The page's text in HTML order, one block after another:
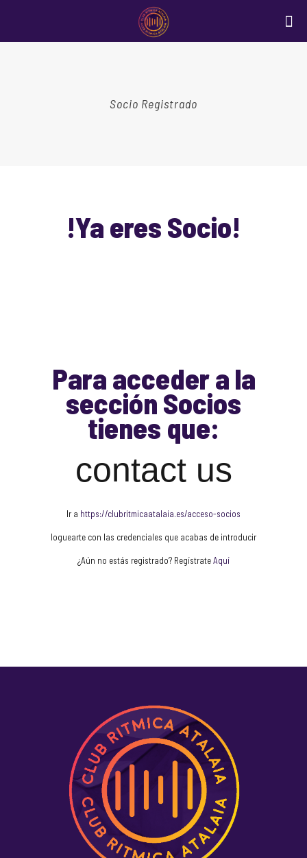
Socio Registrado
!Ya eres Socio!
Para acceder a la
sección Socios
tienes que:
contact us
Ir a https://clubritmicaatalaia.es/acceso-socios
loguearte con las credenciales que acabas de introducir
¿Aún no estás registrado? RegístrateAquí